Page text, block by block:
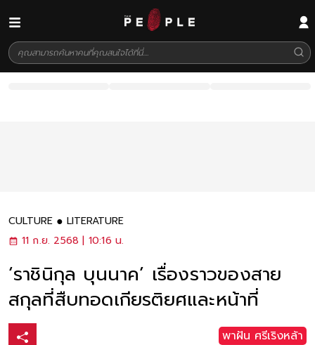
CULTURE
LITERATURE
11 ก.ย. 2568 | 10:16 น.
‘ราชินิกุล บุนนาค’ เรื่องราวของสาย
สกุลที่สืบทอดเกียรติยศและหน้าที่
พาฝัน ศรีเริงหล้า